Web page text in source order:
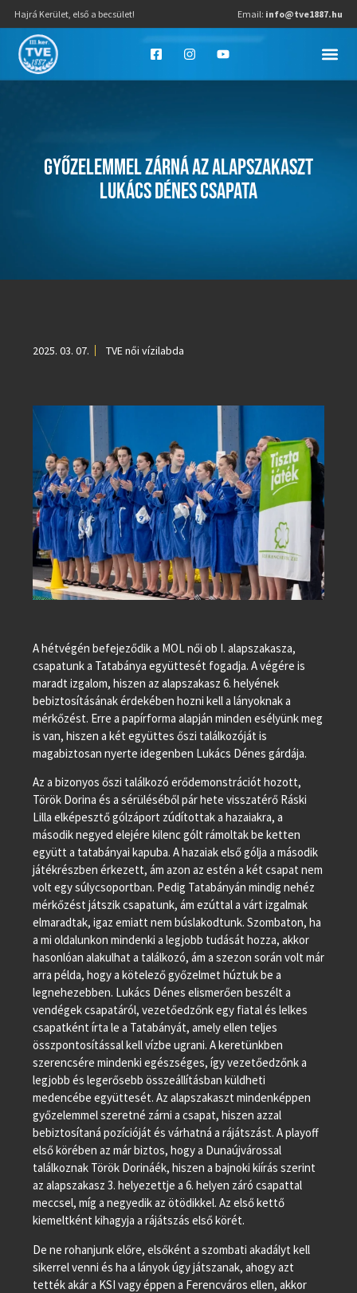
Hajrá Kerület, első a becsület! Email: info@tve1887.hu
GYŐZELEMMEL ZÁRNÁ AZ ALAPSZAKASZT
LUKÁCS DÉNES CSAPATA
2025. 03. 07. TVE női vízilabda
A hétvégén befejeződik a MOL női ob I. alapszakasza,
csapatunk a Tatabánya együttesét fogadja. A végére is
maradt izgalom, hiszen az alapszakasz 6. helyének
bebiztosításának érdekében hozni kell a lányoknak a
mérkőzést. Erre a papírforma alapján minden esélyünk meg
is van, hiszen a két együttes őszi találkozóját is
magabiztosan nyerte idegenben Lukács Dénes gárdája.
Az a bizonyos őszi találkozó erődemonstrációt hozott,
Török Dorina és a sérüléséből pár hete visszatérő Ráski
Lilla elképesztő gólzáport zúdítottak a hazaiakra, a
második negyed elejére kilenc gólt rámoltak be ketten
együtt a tatabányai kapuba. A hazaiak első gólja a második
játékrészben érkezett, ám azon az estén a két csapat nem
volt egy súlycsoportban. Pedig Tatabányán mindig nehéz
mérkőzést játszik csapatunk, ám ezúttal a várt izgalmak
elmaradtak, igaz emiatt nem búslakodtunk. Szombaton, ha
a mi oldalunkon mindenki a legjobb tudását hozza, akkor
hasonlóan alakulhat a találkozó, ám a szezon során volt már
arra példa, hogy a kötelező győzelmet húztuk be a
legnehezebben. Lukács Dénes elismerően beszélt a
vendégek csapatáról, vezetőedzőnk egy fiatal és lelkes
csapatként írta le a Tatabányát, amely ellen teljes
összpontosítással kell vízbe ugrani. A keretünkben
szerencsére mindenki egészséges, így vezetőedzőnk a
legjobb és legerősebb összeállításban küldheti
medencébe együttesét. Az alapszakaszt mindenképpen
győzelemmel szeretné zárni a csapat, hiszen azzal
bebiztosítaná pozícióját és várhatná a rájátszást. A playoff
első körében az már biztos, hogy a Dunaújvárossal
találkoznak Török Dorináék, hiszen a bajnoki kiírás szerint
az alapszakasz 3. helyezettje a 6. helyen záró csapattal
meccsel, míg a negyedik az ötödikkel. Az első kettő
kiemeltként kihagyja a rájátszás első körét.
De ne rohanjunk előre, elsőként a szombati akadályt kell
sikerrel venni és ha a lányok úgy játszanak, ahogy azt
tették akár a KSI vagy éppen a Ferencváros ellen, akkor